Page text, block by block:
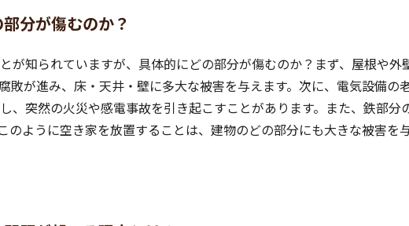
分が傷むのか？
が知られていますが、具体的にどの部分が傷むのか？まず、屋根や
敗が進み、床・天井・壁に多大な被害を与えます。次に、電気設備の
、突然の火災や感電事故を引き起こすことがあります。また、鉄部
のように空き家を放置することは、建物のどの部分にも大きな被害